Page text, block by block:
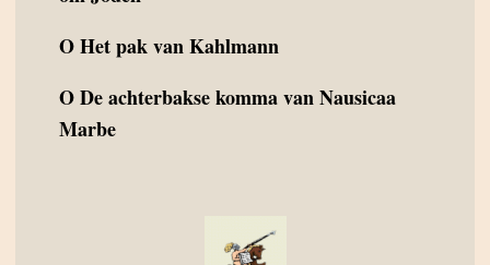
OHet pak van Kahlmann
ODe achterbakse komma van Nausicaa
Marbe